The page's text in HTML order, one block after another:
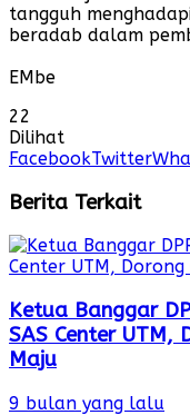
tangguh
beradab dalam
EMbe
22
Dilihat
FacebookTwitter
Berita Terkait
Ketua Banggar
SAS Center UTM,
Maju
9 bulan yang lalu